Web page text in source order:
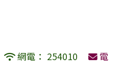
生
國小
民小學 115 學年度普通班長期
公告分次招考)
網電： 254010
電